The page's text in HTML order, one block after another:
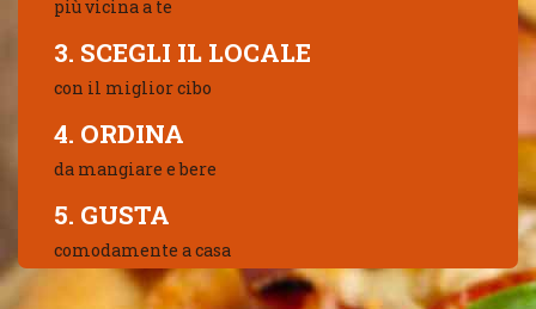
più vicina a te
3. SCEGLI IL LOCALE
con il miglior cibo
4. ORDINA
da mangiare e bere
5. GUSTA
comodamente a casa